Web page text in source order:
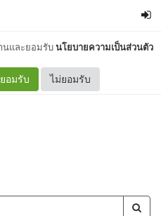
นและยอมรับนโยบายความเป็นส่วนตัว
ยอมรับ ไม่ยอมรับ